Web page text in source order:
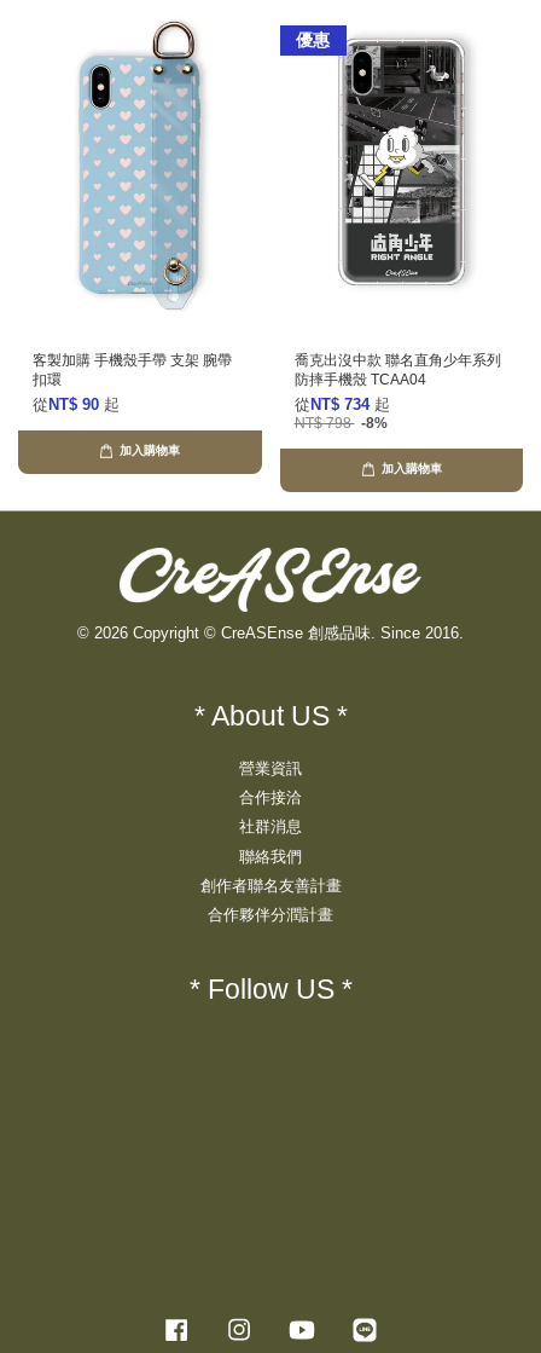
客製加購 手機殼手帶 支架 腕帶
扣環
從 NT$ 90 起
加入購物車
優惠
喬克出沒中款 聯名直角少年系列
防摔手機殼 TCAA04
從 NT$ 734 起
NT$ 798 -8%
加入購物車
© 2026 Copyright © CreASEnse 創感品味. Since 2016.
* About US *
營業資訊
合作接洽
社群消息
聯絡我們
創作者聯名友善計畫
合作夥伴分潤計畫
* Follow US *
Facebook Instagram YouTube